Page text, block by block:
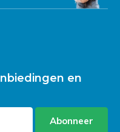
en
Abonneer